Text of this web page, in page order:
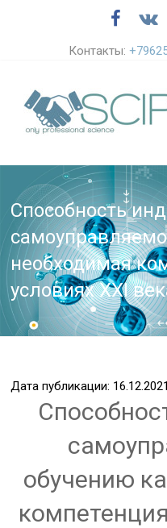
Контакты:
Способность
необходимая
условиях ХХI
Дата публикации: 16.12.2021
обучению